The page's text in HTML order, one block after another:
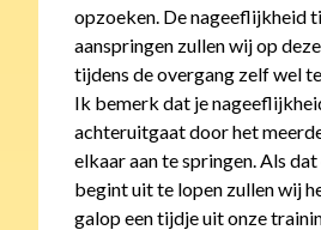
opzoeken. De nageeflijkheid
aanspringen zullen wij op
tijdens de overgang zelf wel
Ik bemerk dat je
achteruitgaat door het
elkaar aan te springen. Als
begint uit te lopen zullen wij
galop een tijdje uit onze